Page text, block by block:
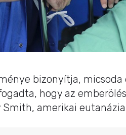
bizonyítja,
hogy az
Smith, amerikai